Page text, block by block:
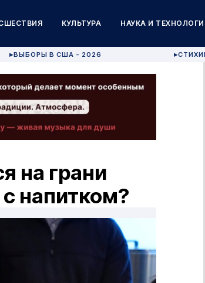
КУЛЬТУРА НАУКА И
▶ВЫБОРЫ В США - 2026 ▶
на грани
напитком?